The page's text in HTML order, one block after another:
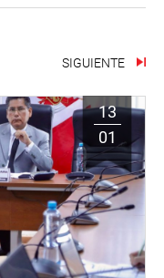
SIGUIENTE
13
01